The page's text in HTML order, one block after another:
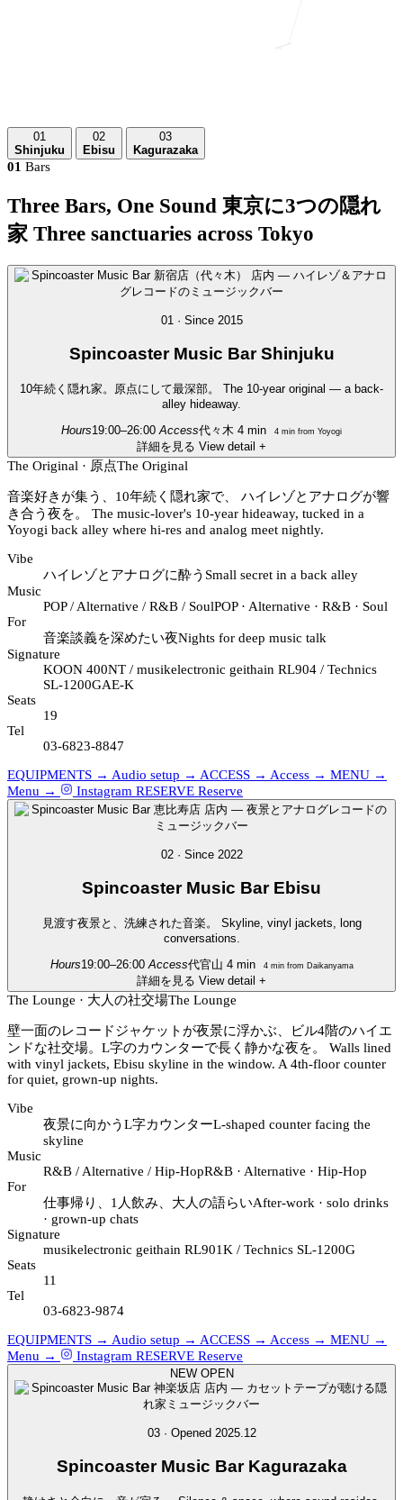
01
Shinjuku
02
Ebisu
03
Kagurazaka
01 Bars
Three Bars, One Sound 東京に3つの隠れ
家 Three sanctuaries across Tokyo
01 · Since 2015
SpincoasterMusic Bar Shinjuku
10年続く隠れ家。原点にして最深部。
The 10-year original — a back-
alley hideaway.
Hours19:00–26:00 Access代々木 4 min 4 min from Yoyogi
詳細を見る View detail +
The Original · 原点The Original
音楽好きが集う、10年続く隠れ家で、 ハイレゾとアナログが響
き合う夜を。
The music-lover's 10-year hideaway, tucked in a
Yoyogi back alley where hi-res and analog meet nightly.
Vibe
ハイレゾとアナログに酔う Small secret in a back alley
Music
POP / Alternative / R&B / SoulPOP · Alternative · R&B · Soul
For
音楽談義を深めたい夜Nights for deep music talk
Signature
KOON 400NT / musikelectronic geithain RL904 / Technics
SL-1200GAE-K
Seats
19
Tel
03-6823-8847
EQUIPMENTS → Audio setup → ACCESS → Access → MENU →
Menu →
Instagram RESERVE Reserve
02 · Since 2022
SpincoasterMusic Bar Ebisu
見渡す夜景と、洗練された音楽。
Skyline, vinyl jackets, long
conversations.
Hours19:00–26:00 Access代官山 4 min4 min from Daikanyama
詳細を見る View detail +
The Lounge · 大人の社交場The Lounge
壁一面のレコードジャケットが夜景に浮かぶ、ビル4階のハイエ
ンドな社交場。L字のカウンターで長く静かな夜を。
Walls lined
with vinyl jackets, Ebisu skyline in the window. A 4th-floor counter
for quiet, grown-up nights.
Vibe
夜景に向かうL字カウンターL-shaped counter facing the
skyline
Music
R&B / Alternative / Hip-HopR&B · Alternative · Hip-Hop
For
仕事帰り、1人飲み、大人の語らいAfter-work · solo drinks
· grown-up chats
Signature
musikelectronic geithain RL901K / Technics SL-1200G
Seats
11
Tel
03-6823-9874
EQUIPMENTS → Audio setup → ACCESS → Access → MENU →
Menu →
Instagram RESERVE Reserve
NEW OPEN
03 · Opened 2025.12
SpincoasterMusic Bar Kagurazaka